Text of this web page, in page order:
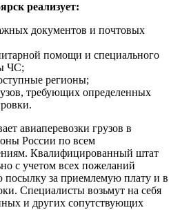
реализует:
документов и почтовых
помощи и специального
ЧС;
регионы;
требующих определенных
авиаперевозки грузов в
России по всем
Квалифицированный штат
с учетом всех пожеланий
посылку за приемлемую плату и в
Специалисты возьмут на себя
и других сопутствующих